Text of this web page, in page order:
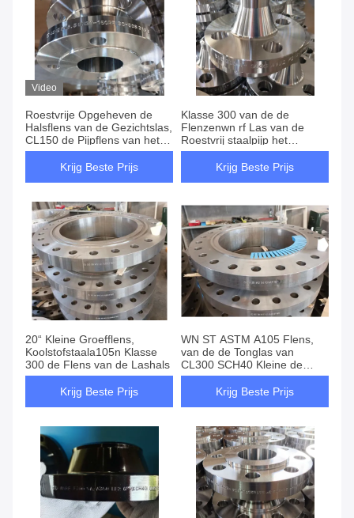
Video
Roestvrije Opgeheven de
Halsflens van de Gezichtslas,
CL150 de Pijpflens van het 1
Duimstaal
Krijg Beste Prijs
Klasse 300 van de de
Flenzenwn rf Las van de
Roestvrij staalpijp het
Opgeheven Gezicht Hals
Krijg Beste Prijs
20“ Kleine Groefflens,
Koolstofstaala105n Klasse
300 de Flens van de Lashals
Krijg Beste Prijs
WN ST ASTM A105 Flens,
van de de Tonglas van
CL300 SCH40 Kleine de
Halsflens 20“
Krijg Beste Prijs